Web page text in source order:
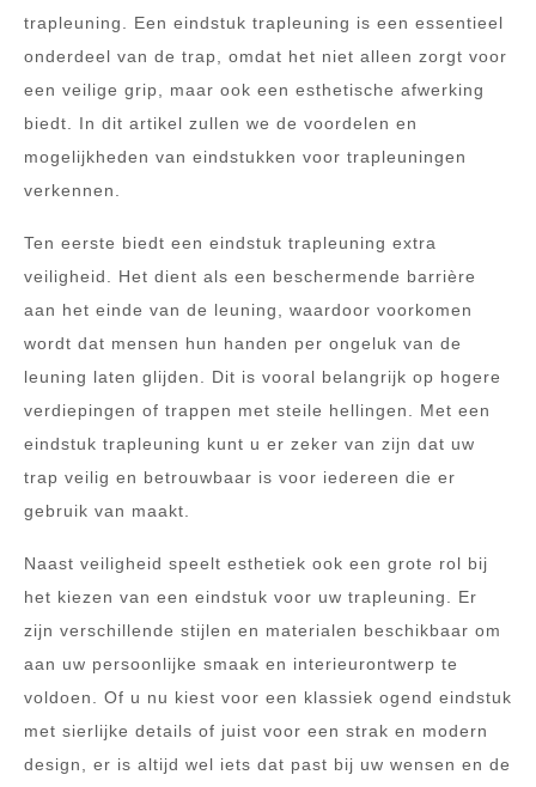
trapleuning. Een eindstuk trapleuning is een essentieel
onderdeel van de trap, omdat het niet alleen zorgt voor
een veilige grip, maar ook een esthetische afwerking
biedt. In dit artikel zullen we de voordelen en
mogelijkheden van eindstukken voor trapleuningen
verkennen.
Ten eerste biedt een eindstuk trapleuning extra
veiligheid. Het dient als een beschermende barrière
aan het einde van de leuning, waardoor voorkomen
wordt dat mensen hun handen per ongeluk van de
leuning laten glijden. Dit is vooral belangrijk op hogere
verdiepingen of trappen met steile hellingen. Met een
eindstuk trapleuning kunt u er zeker van zijn dat uw
trap veilig en betrouwbaar is voor iedereen die er
gebruik van maakt.
Naast veiligheid speelt esthetiek ook een grote rol bij
het kiezen van een eindstuk voor uw trapleuning. Er
zijn verschillende stijlen en materialen beschikbaar om
aan uw persoonlijke smaak en interieurontwerp te
voldoen. Of u nu kiest voor een klassiek ogend eindstuk
met sierlijke details of juist voor een strak en modern
design, er is altijd wel iets dat past bij uw wensen en de